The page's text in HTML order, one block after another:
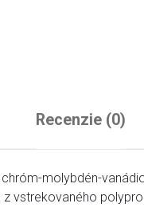
Recenzie (0)
molybdén-
vstrekovaného